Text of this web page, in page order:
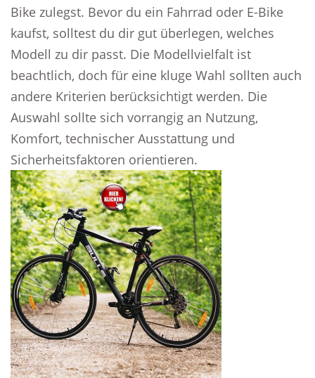
Bike zulegst. Bevor du ein Fahrrad oder E-Bike
kaufst, solltest du dir gut überlegen, welches
Modell zu dir passt. Die Modellvielfalt ist
beachtlich, doch für eine kluge Wahl sollten auch
andere Kriterien berücksichtigt werden. Die
Auswahl sollte sich vorrangig an Nutzung,
Komfort, technischer Ausstattung und
Sicherheitsfaktoren orientieren.